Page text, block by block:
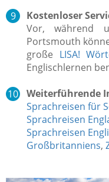
Kostenloser
Vor, während
Portsmouth
große LISA!
Englischlernen
Weiterführende
Sprachreisen für
Sprachreisen
Sprachreisen
Großbritanniens,